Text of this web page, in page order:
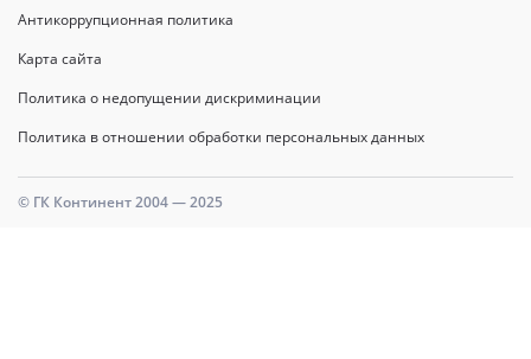
Антикоррупционная политика
Карта сайта
Политика о недопущении дискриминации
Политика в отношении обработки персональных данных
© ГК Континент 2004 — 2025